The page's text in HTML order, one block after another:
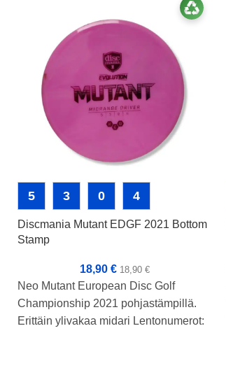
5 3 0 4
Discmania Mutant EDGF 2021 Bottom
Stamp
18,90 € 18,90 €
Neo Mutant European Disc Golf
Championship 2021 pohjastämpillä.
Erittäin ylivakaa midari Lentonumerot: